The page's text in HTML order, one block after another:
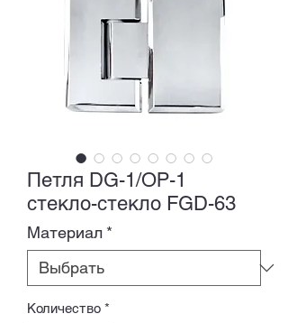
Петля DG-1/ОР-1
стекло-стекло FGD-63
Материал *
Количество *